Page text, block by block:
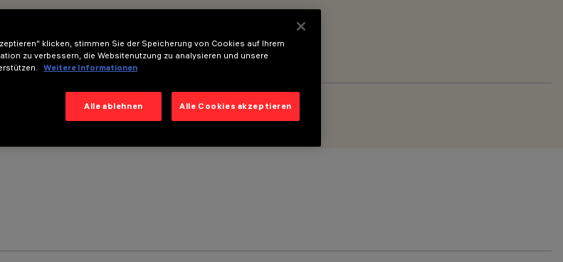
klicken, stimmen Sie der Speicherung von Cookies auf Ihrem
zu verbessern, die Websitenutzung zu analysieren und unsere
Weitere Informationen
Alle ablehnen Alle Cookies akzeptieren